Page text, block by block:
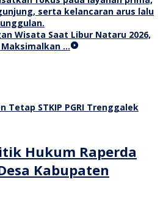
Wisata Saat Libur Nataru 2026,
…
Hukum Raperda
Kabupaten